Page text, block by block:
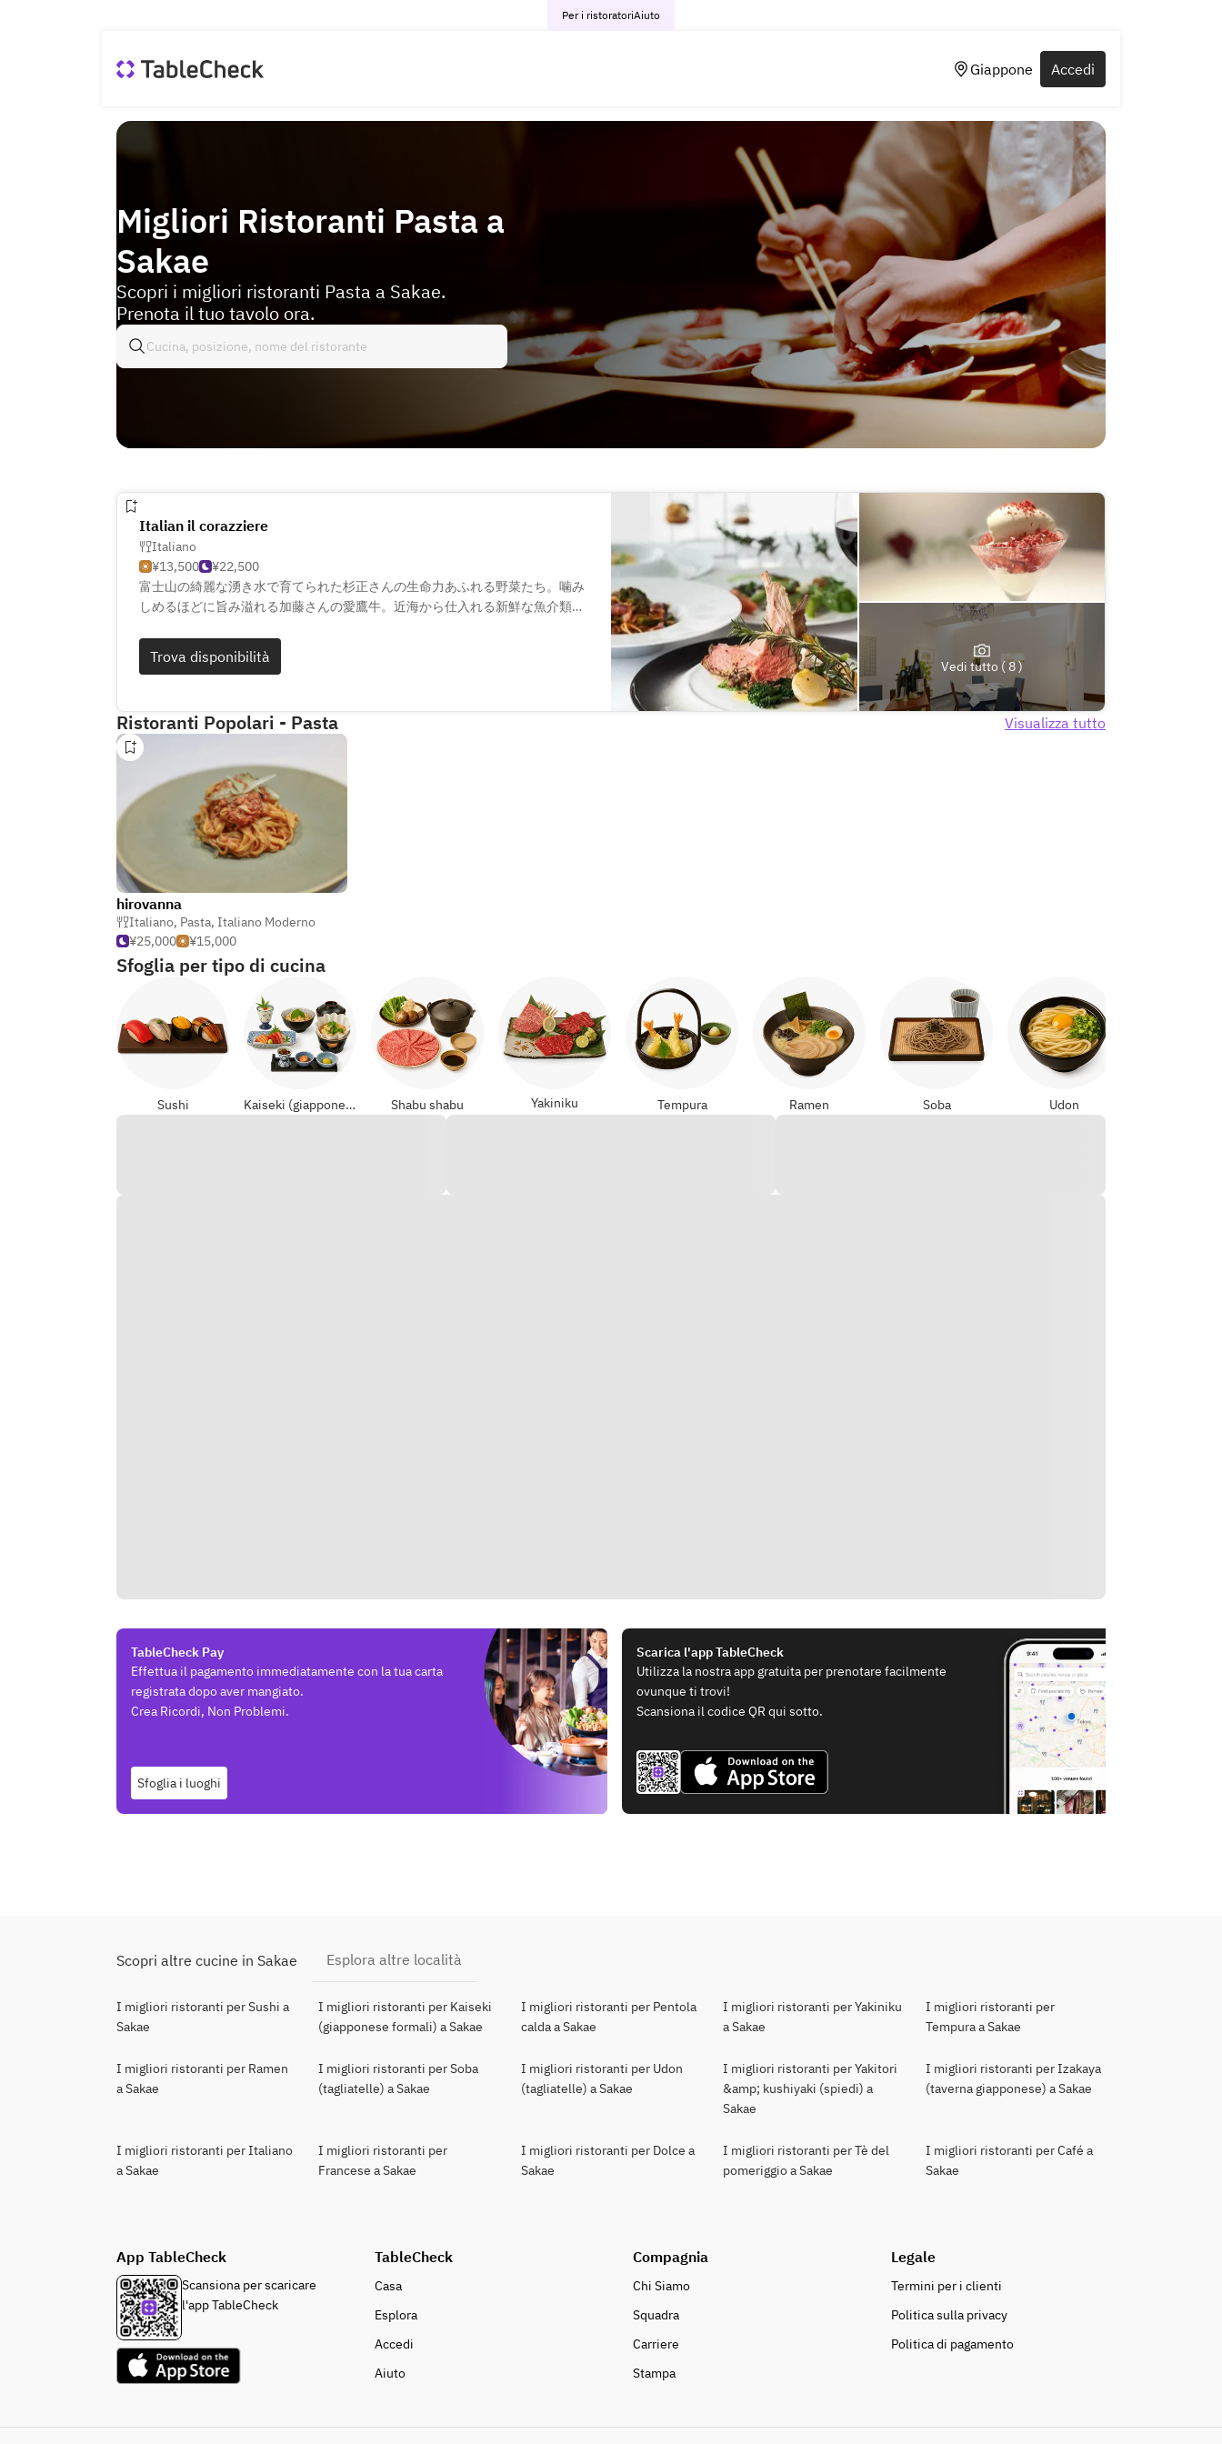
Per i ristoratoriAiuto
Giappone Accedi
Migliori Ristoranti Pasta a
Sakae
Scopri i migliori ristoranti Pasta a Sakae.
Prenota il tuo tavolo ora.
Italian il corazziere
Italiano
¥13,500
¥22,500
富士山の綺麗な湧き水で育てられた杉正さんの生命力あふれる野菜たち。噛み
しめるほどに旨み溢れる加藤さんの愛鷹牛。近海から仕入れる新鮮な魚介類
一つ手作りする小菓子に至るまで。イルコラッツィエーレは食材の個性を楽し
んでいただくことを大切にしています。
Trova disponibilità
Vedi tutto ( 8 )
Ristoranti Popolari - Pasta Visualizza tutto
hirovanna
Italiano, Pasta, Italiano Moderno
¥25,000
¥15,000
Sfoglia per tipo di cucina
Sushi Kaiseki (giapponese formali) Shabu shabu Yakiniku Tempura Ramen Soba Udon
TableCheck Pay
Effettua il pagamento immediatamente con la tua carta
registrata dopo aver mangiato.
Crea Ricordi, Non Problemi.
Sfoglia i luoghi
Scarica l'app TableCheck
Utilizza la nostra app gratuita per prenotare facilmente
ovunque ti trovi!
Scansiona il codice QR qui sotto.
Scopri altre cucine in Sakae Esplora altre località
I migliori ristoranti per Sushi a
Sakae
I migliori ristoranti per Kaiseki
(giapponese formali) a Sakae
I migliori ristoranti per Pentola
calda a Sakae
I migliori ristoranti per Yakiniku
a Sakae
I migliori ristoranti per
Tempura a Sakae
I migliori ristoranti per Ramen
a Sakae
I migliori ristoranti per Soba
(tagliatelle) a Sakae
I migliori ristoranti per Udon
(tagliatelle) a Sakae
I migliori ristoranti per Yakitori
&amp; kushiyaki (spiedi) a
Sakae
I migliori ristoranti per Izakaya
(taverna giapponese) a Sakae
I migliori ristoranti per Italiano
a Sakae
I migliori ristoranti per
Francese a Sakae
I migliori ristoranti per Dolce a
Sakae
I migliori ristoranti per Tè del
pomeriggio a Sakae
I migliori ristoranti per Café a
Sakae
App TableCheck
Scansiona per scaricare
l'app TableCheck
TableCheck
Casa
Esplora
Accedi
Aiuto
Compagnia
Chi Siamo
Squadra
Carriere
Stampa
Legale
Termini per i clienti
Politica sulla privacy
Politica di pagamento